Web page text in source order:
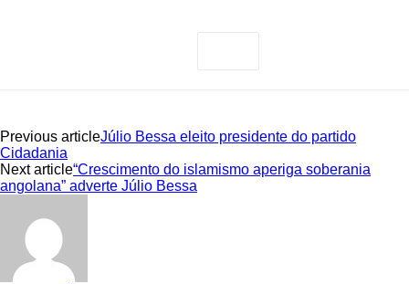
Previous articleJúlio Bessa eleito presidente do partido
Cidadania
Next article“Crescimento do islamismo aperiga soberania
angolana” adverte Júlio Bessa